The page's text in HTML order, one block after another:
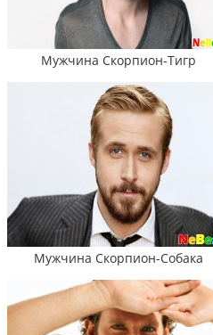
Мужчина Скорпион-Тигр
Мужчина Скорпион-Собака